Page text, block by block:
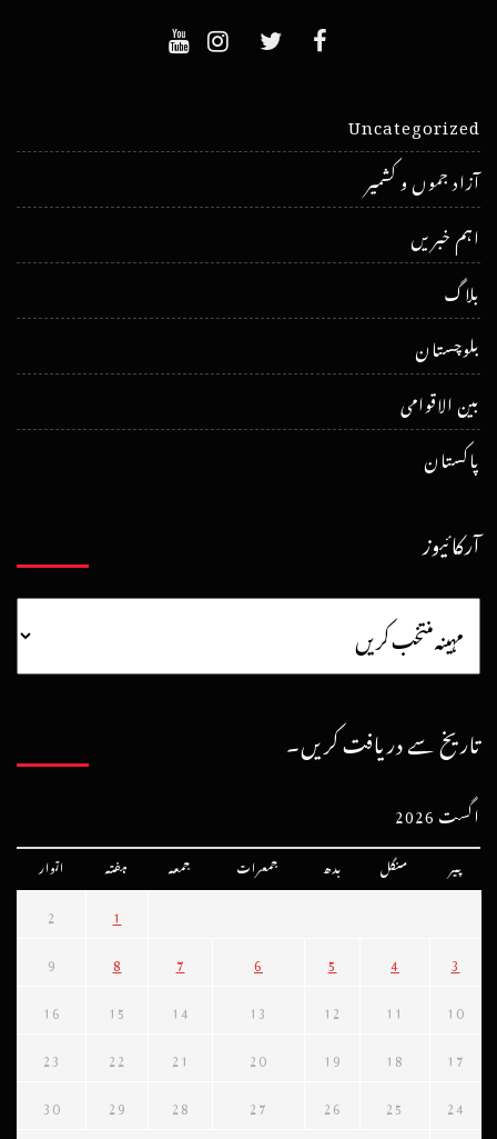
Uncategorized
آزاد جموں و کشمیر
اہم خبریں
بلاگ
بلوچستان
بین الاقوامی
پاکستان
آرکائیوز
تاریخ سے دریافت کریں۔
اگست 2026
پیر منگل بدھ جمعرات جمعہ ہفتہ اتوار
1
2
3
4
5
6
7
8
9
10
11
12
13
14
15
16
17
18
19
20
21
22
23
24
25
26
27
28
29
30